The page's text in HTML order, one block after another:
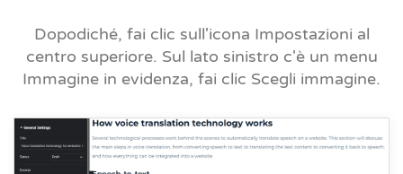
Dopodiché, fai clic sull'icona Impostazioni al
centro superiore. Sul lato sinistro c'è un menu
Immagine in evidenza, fai clic Scegli immagine.